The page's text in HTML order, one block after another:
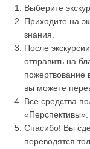
Выберите
Приходите на
знания.
После
отправить на
пожертвование
вы можете
Все средства
«Перспективы».
Спасибо! Вы
переводятся